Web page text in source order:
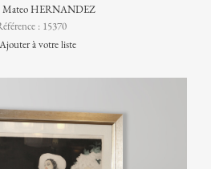
Mateo HERNANDEZ
: 15370
Ajouter à votre liste